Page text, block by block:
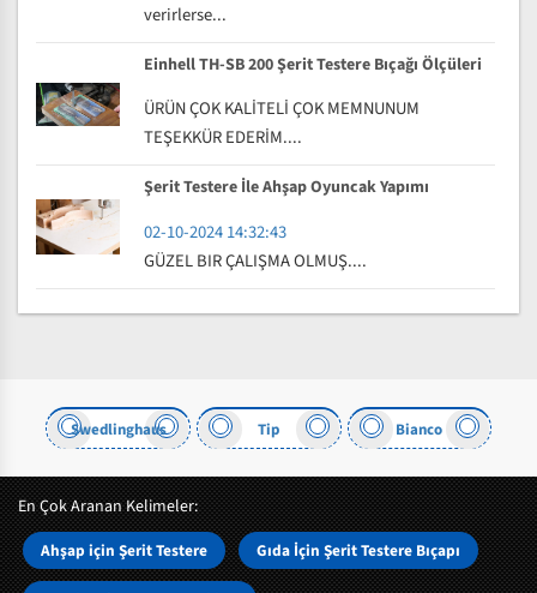
verirlerse...
Einhell TH-SB 200 Şerit Testere Bıçağı Ölçüleri
ÜRÜN ÇOK KALİTELİ ÇOK MEMNUNUM
TEŞEKKÜR EDERİM....
Şerit Testere İle Ahşap Oyuncak Yapımı
02-10-2024 14:32:43
GÜZEL BIR ÇALIŞMA OLMUŞ....
Swedlinghaus Tip Bianco
En Çok Aranan Kelimeler:
Ahşap için Şerit Testere Gıda İçin Şerit Testere Bıçapı